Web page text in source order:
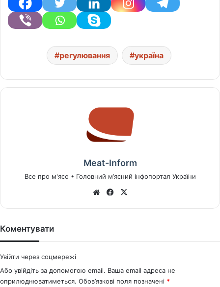
регулювання україна
Meat-Inform
Все про м'ясо • Головний м’ясний інфопортал України
We
Fa
Коментувати
Увійти через соцмережі
Або увійдіть за допомогою email. Ваша email адреса не
оприлюднюватиметься. Обов’язкові поля позначені *